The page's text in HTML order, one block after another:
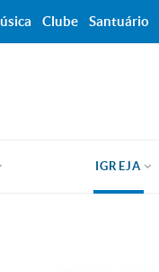
IGREJA
Clube Santuário